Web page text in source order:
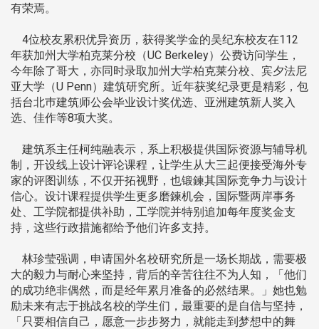
有荣焉。
4位校友累积优异资历，获得奖学金的吴纪东校友在112
年获加州大学柏克莱分校（UC Berkeley）公费访问学生，
今年除了哥大，亦同时录取加州大学柏克莱分校、宾夕法尼
亚大学（U Penn）建筑研究所。近年获奖纪录更是精彩，包
括台北巿建筑师公会毕业设计奖优选、亚洲建筑新人奖入
选、佳作等8项大奖。
建筑系主任柯纯融表示，系上积极提供国际资源与辅导机
制，开设线上设计评论课程，让学生从大三起便接受海外专
家的评图训练，不仅开拓视野，也锻鍊其国际竞争力与设计
信心。设计课程提供学生更多磨鍊机会，国际暨两岸事务
处、工学院都提供补助，工学院并特别追加每年度奖金支
持，这些行政措施都给予他们许多支持。
林珍莹强调，申请国外名校研究所是一场长期战，需要极
大的毅力与耐心来坚持，背后的辛苦往往不为人知，「他们
的成功绝非偶然，而是经年累月准备的必然结果。」她也勉
励未来有志于挑战名校的学生们，最重要的是自信与坚持，
「只要相信自己，愿意一步步努力，就能走到梦想中的舞